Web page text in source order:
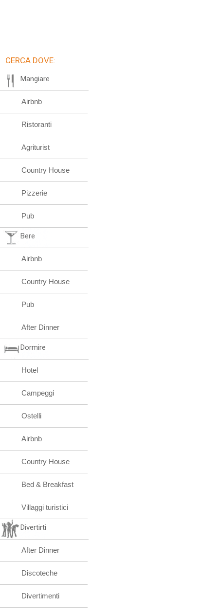
CERCA DOVE:
Mangiare
Airbnb
Ristoranti
Agriturist
Country House
Pizzerie
Pub
Bere
Airbnb
Country House
Pub
After Dinner
Dormire
Hotel
Campeggi
Ostelli
Airbnb
Country House
Bed & Breakfast
Villaggi turistici
Divertirti
After Dinner
Discoteche
Divertimenti